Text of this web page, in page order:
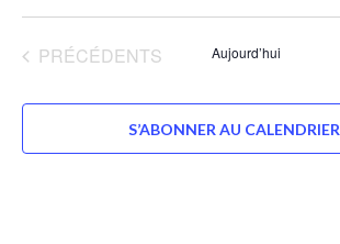
une
ÉVÈNEMENTS
PRÉCÉDENTS Aujourd’hui
S’ABONNER AU CALENDRIER